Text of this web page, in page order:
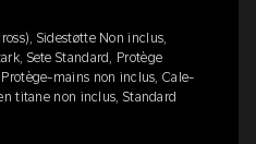
Sidestøtte Non inclus,
Sete Standard, Protège
mains non inclus, Cale-
titane non inclus, Standard